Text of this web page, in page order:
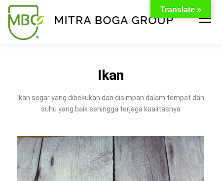
Menu
KONTAK EVENT TIPS & PROMO
Ikan
Ikan segar yang dibekukan dan disimpan dalam tempat dan
suhu yang baik sehingga terjaga kualitasnya
Translate »